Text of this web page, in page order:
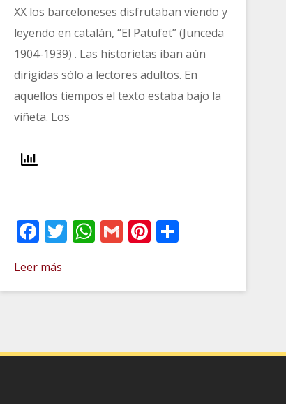
XX los barceloneses disfrutaban viendo y
leyendo en catalán, “El Patufet” (Junceda
1904-1939) . Las historietas iban aún
dirigidas sólo a lectores adultos. En
aquellos tiempos el texto estaba bajo la
viñeta. Los
Facebook
Twitter
WhatsApp
GmailPinterest
Leer más